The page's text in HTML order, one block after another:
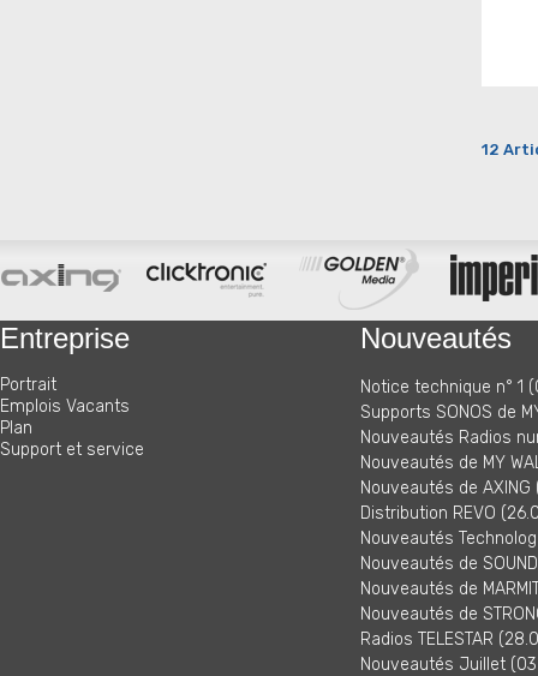
12
Entreprise
Portrait
Emplois Vacants
Plan
Support et service
Nouveautés
Notice technique n° 1
Supports SONOS de
Nouveautés Radios
Nouveautés de MY
Nouveautés de AXING
Distribution REVO
Nouveautés
Nouveautés de
Nouveautés de
Nouveautés de
Radios TELESTAR
Nouveautés Juillet